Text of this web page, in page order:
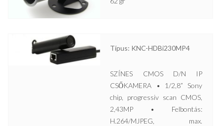
Típus: KNC-HDBi230MP4
SZÍNES CMOS D/N IP
CSŐKAMERA • 1/2,8” Sony
chip, progressiv scan CMOS,
2,43MP • Felbontás:
H.264/MJPEG, max.